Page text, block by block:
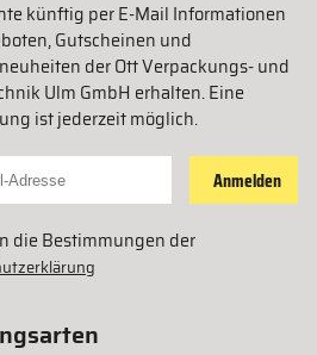
künftig per E-Mail Informationen
Gutscheinen und
der Ott Verpackungs- und
Ulm GmbH erhalten. Eine
ist jederzeit möglich.
anmelden
Anmelden
die Bestimmungen der